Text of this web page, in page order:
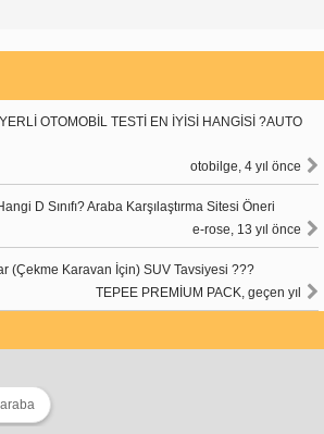
OTOMOBİL TESTİ EN İYİSİ HANGİSİ ?AUTO
otobilge, 4 yıl önce
D Sınıfı? Araba Karşılaştırma Sitesi Öneri
e-rose, 13 yıl önce
(Çekme Karavan İçin) SUV Tavsiyesi ???
TEPEE PREMİUM PACK, geçen yıl